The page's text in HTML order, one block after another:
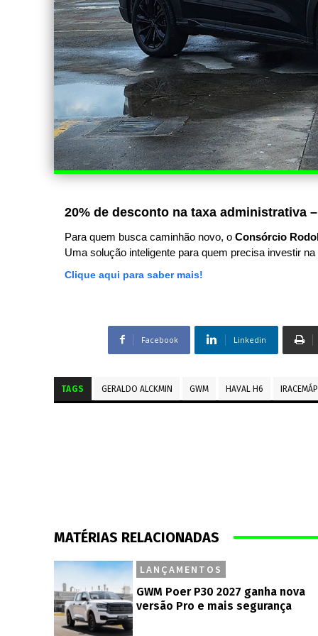
20% de desconto na taxa administrativa
Para quem busca caminhão novo, o Consórcio
Uma solução inteligente para quem precisa investir na
Clique aqui para saber mais!
Facebook Linkedin
TAGS GERALDO ALCKMIN GWM HAVAL H6
MATÉRIAS RELACIONADAS
LANÇAMENTOS
GWM Poer P30 2027 ganha nova
versão Pro e mais segurança